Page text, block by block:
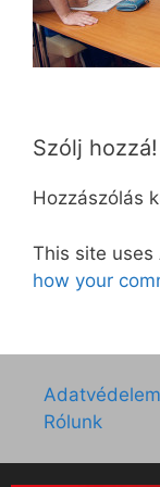
Szólj hozzá!
Hozzászólás
This site uses
how your
Adatvédelem
Rólunk